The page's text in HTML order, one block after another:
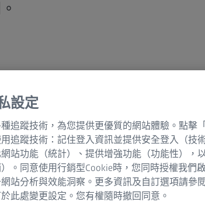
設定
追蹤技術，為您提供更優質的網站體驗。點擊
追蹤技術：記住登入資訊並提供安全登入（技
站功能（統計）、提供增強功能（功能性），
。同意使用行銷型Cookie時，您同時授權我們
站分析與效能洞察。更多資訊及自訂選項請參
此處變更設定。您有權隨時撤回同意。